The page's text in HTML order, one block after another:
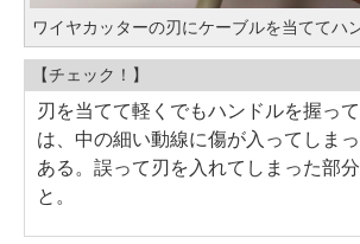
ワイヤカッターの刃にケーブルを当ててハ
【チェック！】
刃を当てて軽くでもハンドルを握っ
は、中の細い動線に傷が入ってしま
ある。誤って刃を入れてしまった部
と。